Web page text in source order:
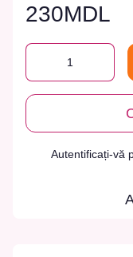
230MDL
Autentificați-vă